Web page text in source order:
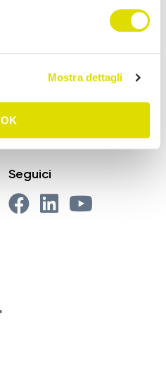
Mostra dettagli
OK
Seguici